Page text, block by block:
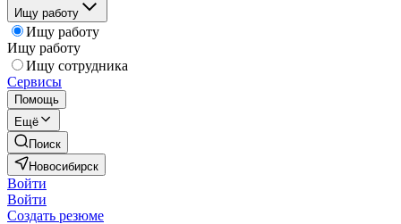
Ищу работу
Ищу работу
Ищу работу
Ищу сотрудника
Сервисы
Помощь
Ещё
Поиск
Новосибирск
Войти
Войти
Создать резюме